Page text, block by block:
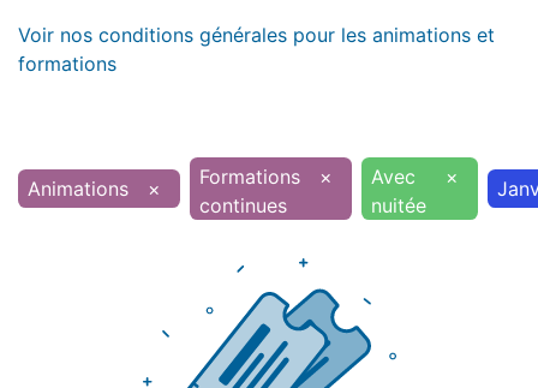
Voir nos conditions générales pour les animations et
formations
Animations ×
Formations
continues
×
Avec
nuitée
×